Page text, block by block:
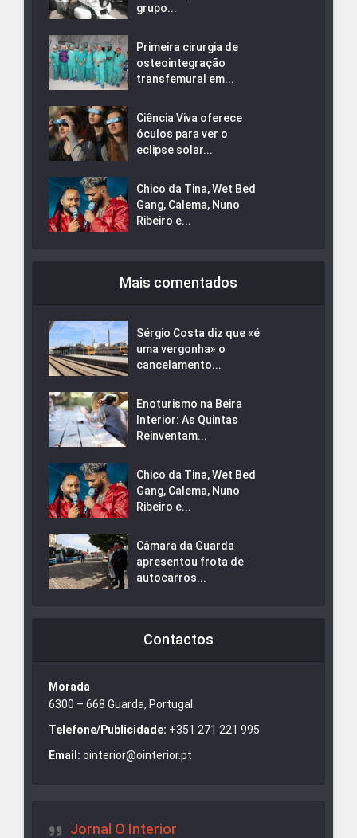
grupo...
Primeira cirurgia de
osteointegração
transfemural em...
Ciência Viva oferece
óculos para ver o
eclipse solar...
Chico da Tina, Wet Bed
Gang, Calema, Nuno
Ribeiro e...
Mais comentados
Sérgio Costa diz que «é
uma vergonha» o
cancelamento...
Enoturismo na Beira
Interior: As Quintas
Reinventam...
Chico da Tina, Wet Bed
Gang, Calema, Nuno
Ribeiro e...
Câmara da Guarda
apresentou frota de
autocarros...
Contactos
Morada
6300 – 668 Guarda, Portugal
Telefone/Publicidade: +351 271 221 995
Email: ointerior@ointerior.pt
Jornal O Interior